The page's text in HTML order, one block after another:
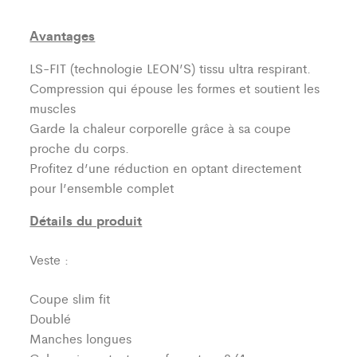
Avantages
LS-FIT (technologie LEON’S)tissu ultra respirant.
Compression qui épouse les formes et soutient les
muscles
Garde la chaleur corporelle grâce à sa coupe
proche du corps.
Profitez d’une réduction en optant directement
pour l’ensemble complet
Détails du produit
Veste :
Coupe slim fit
Doublé
Manches longues